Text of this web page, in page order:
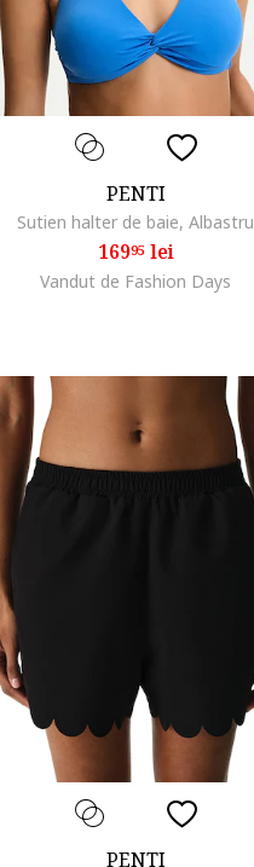
PENTI
Sutien halter de baie, Albastru
16995lei
Vandut de Fashion Days
PENTI